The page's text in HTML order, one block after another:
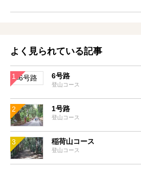
よく見られている記事
6号路
登山コース
1号路
登山コース
稲荷山コース
登山コース